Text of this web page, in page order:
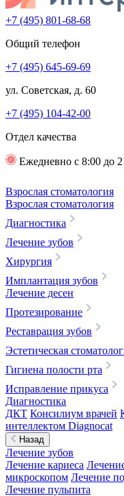
+7 (495) 801-68-68
Общий телефон
+7 (495) 645-69-69
ул. Советская, д. 60
+7 (495) 104-42-00
Отдел качества
Ежедневно с 8:00 до
Взрослая стоматология
Взрослая стоматология
Диагностика
Лечение зубов
Хирургия
Имплантация зубов
Лечение десен
Протезирование
Реставрация зубов
Эстетическая
Гигиена полости рта
Исправление прикуса
Диагностика
ДКТ Консилиум врачей
интеллектом Diagnocat
Назад
Лечение зубов
Лечение кариеса
микроскопом Лечение
Лечение пульпита